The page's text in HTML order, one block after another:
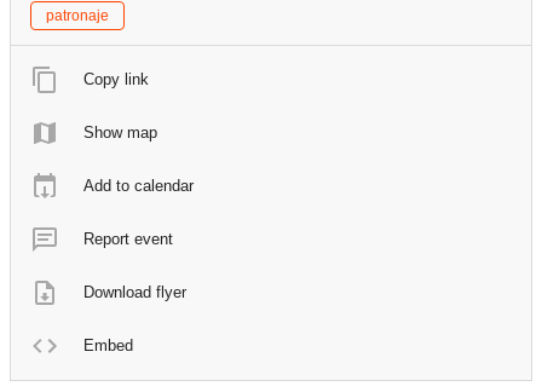
patronaje
Copy link
Show map
Add to calendar
Report event
Download flyer
Embed